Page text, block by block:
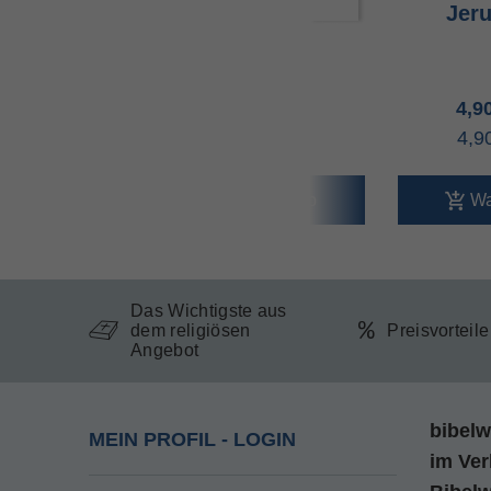
Das Wichtigste aus
dem religiösen
Angebot
MEIN PROFIL - LOGIN
im